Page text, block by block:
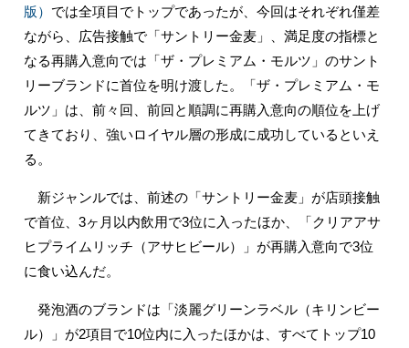
版） では全項目でトップであったが、今回はそれぞれ僅差
ながら、広告接触で「サントリー金麦」、満足度の指標と
なる再購入意向では「ザ・プレミアム・モルツ」のサント
リーブランドに首位を明け渡した。「ザ・プレミアム・モ
ルツ」は、前々回、前回と順調に再購入意向の順位を上げ
てきており、強いロイヤル層の形成に成功しているといえ
る。
新ジャンルでは、前述の「サントリー金麦」が店頭接触
で首位、3ヶ月以内飲用で3位に入ったほか、「クリアアサ
ヒプライムリッチ（アサヒビール）」が再購入意向で3位
に食い込んだ。
発泡酒のブランドは「淡麗グリーンラベル（キリンビー
ル）」が2項目で10位内に入ったほかは、すべてトップ10